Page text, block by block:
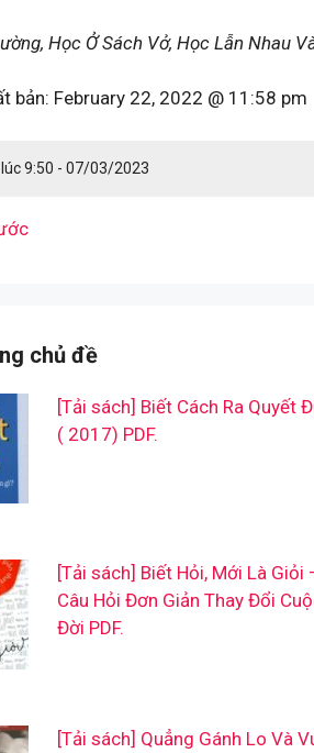
Học Ở Sách Vở, Học Lẫn Nhau
bản: February 22, 2022 @ 11:58 pm
9:50 - 07/03/2023
chủ đề
[Tải sách] Biết Cách Ra Quyết
( 2017) PDF.
[Tải sách] Biết Hỏi, Mới Là Giỏi
Câu Hỏi Đơn Giản Thay Đổi
Đời PDF.
[Tải sách] Quẳng Gánh Lo Và